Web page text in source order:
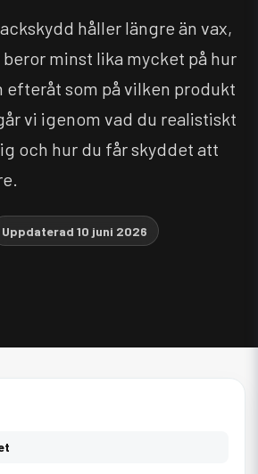
håller längre än vax,
minst lika mycket på hur
efteråt som på vilken produkt
vi igenom vad du realistiskt
och hur du får skyddet att
Uppdaterad 10 juni 2026